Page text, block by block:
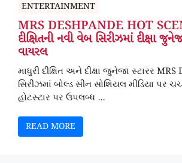
ENTERTAINMENT
MRS DESHPANDE HOT
દીક્ષિતની નવી વેબ સિરીઝમાં દીક્ષા
વાયરલ
માધુરી દીક્ષિત અને દીક્ષા જુનેજા સ્ટારર
સિરીઝમાં બોલ્ડ સીન સોશિયલ મીડિયા પર
હોટસ્ટાર પર ઉપલબ્ધ ...
READ MORE